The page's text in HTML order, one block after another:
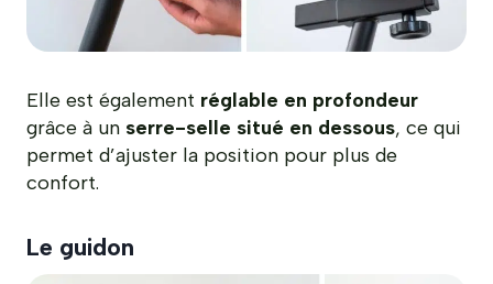
Elle est également réglable en profondeur
grâce à un serre-selle situé en dessous, ce qui
permet d’ajuster la position pour plus de
confort.
Le guidon